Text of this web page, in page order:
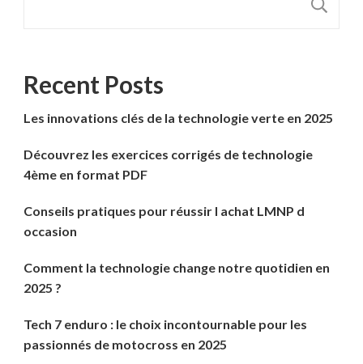
Recent Posts
Les innovations clés de la technologie verte en 2025
Découvrez les exercices corrigés de technologie
4ème en format PDF
Conseils pratiques pour réussir l achat LMNP d
occasion
Comment la technologie change notre quotidien en
2025 ?
Tech 7 enduro : le choix incontournable pour les
passionnés de motocross en 2025